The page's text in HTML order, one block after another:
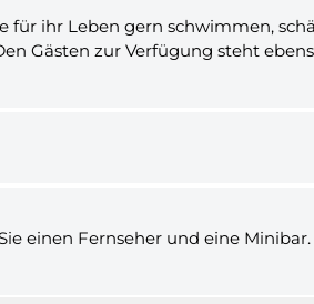
für ihr Leben gern schwimmen,
Gästen zur Verfügung steht
einen Fernseher und eine